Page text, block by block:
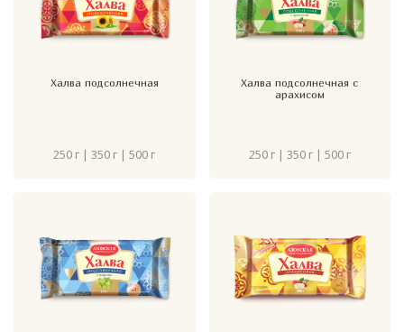
Халва подсолнечная
250 г | 350 г | 500 г
Халва подсолнечная с
арахисом
250 г | 350 г | 500 г